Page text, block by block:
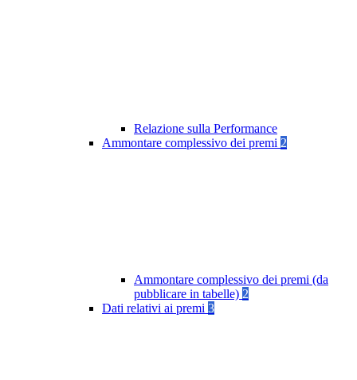
Relazione sulla Performance
Ammontare complessivo dei premi 2
Ammontare complessivo dei premi (da
pubblicare in tabelle) 2
Dati relativi ai premi 3